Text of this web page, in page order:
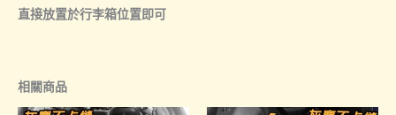
直接放置於行李箱位置即可
相關商品